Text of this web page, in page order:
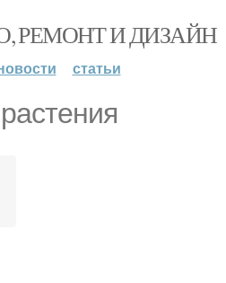
РЕМОНТ И ДИЗАЙН
статьи